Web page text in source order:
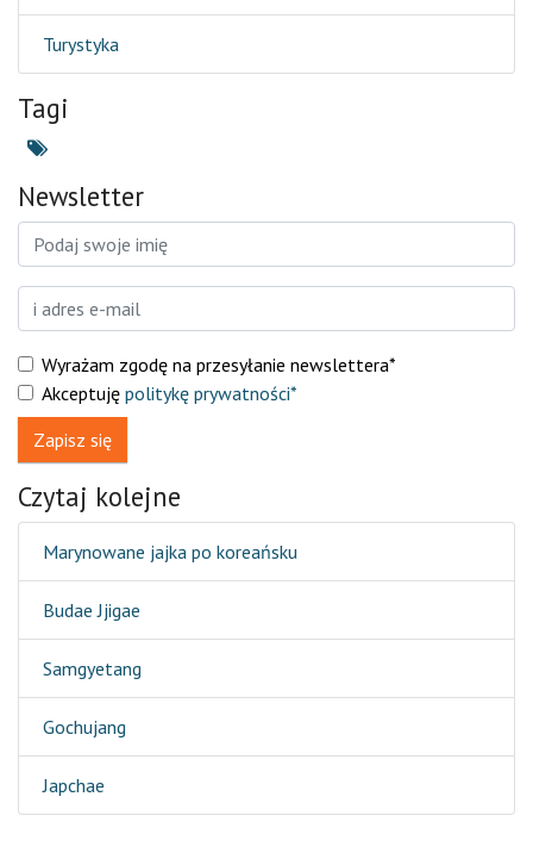
Turystyka
Tagi
Newsletter
Wyrażam zgodę na przesyłanie newslettera*
Akceptuję politykę prywatności*
Zapisz się
Czytaj kolejne
Marynowane jajka po koreańsku
Budae Jjigae
Samgyetang
Gochujang
Japchae